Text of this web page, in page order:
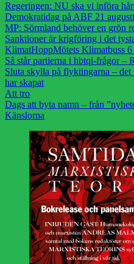
Regeringen: NU ska vi införa
Demokratidag på ABF 21 augusti
MP: Sörmland behöver en grön
Sanktioner är krigföring i det
KlimatHoppMötets Klimatbuss 6
Så står partierna i hbtqi-frågor –
Sluta skylla på flyktingarna –
har skapat
Att tro
Dags att byta namn – från
Känslorna